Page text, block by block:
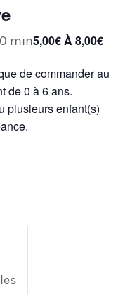
min5,00€ À 8,00€
de commander au
de 0 à 6 ans.
plusieurs enfant(s)